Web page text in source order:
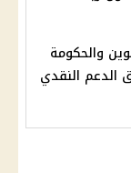
والحكومة
الدعم النقدي